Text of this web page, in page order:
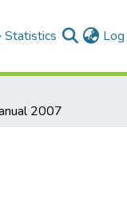
Statistics
2007